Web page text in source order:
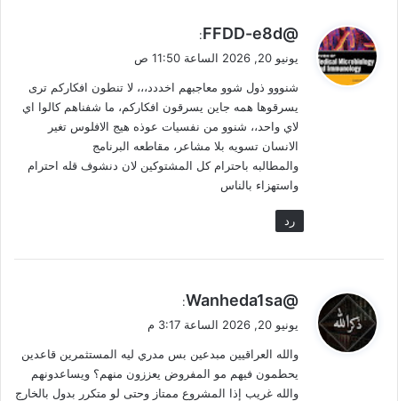
ي
ل
@FFDD-e8d
:
يونيو 20, 2026 الساعة 11:50 ص
شنووو ذول شوو معاجبهم اخددد،،، لا تنطون افكاركم ترى
يسرقوها همه جاين يسرقون افكاركم، ما شفناهم كالوا اي
لاي واحد،، شنوو من نفسيات عوذه هيج الافلوس تغير
الانسان تسويه بلا مشاعر، مقاطعه البرنامج
والمطالبه باحترام كل المشتوكين لان دنشوف قله احترام
واستهزاء بالناس
رد
ي
ل
@Wanheda1sa
:
يونيو 20, 2026 الساعة 3:17 م
والله العراقيين مبدعين بس مدري ليه المستثمرين قاعدين
يحطمون فيهم مو المفروض يعززون منهم؟ ويساعدونهم
والله غريب إذا المشروع ممتاز وحتى لو متكرر بدول بالخارج